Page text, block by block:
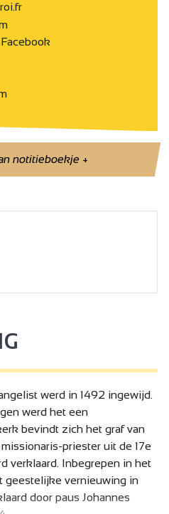
notitieboekje+
werd in 1492 ingewijd.
werd het een
bevindt zich het graf van
priester uit de 17e
verklaard. Inbegrepen in het
geestelijke vernieuwing in
door paus Johannes